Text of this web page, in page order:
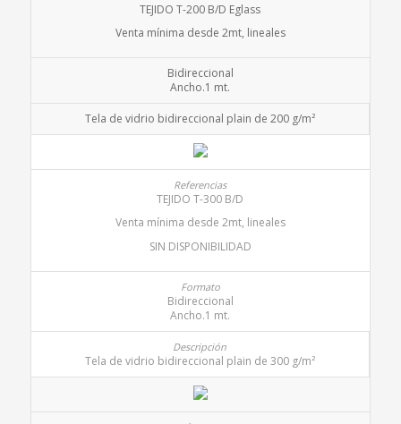
TEJIDO T-200 B/D Eglass
Venta mínima desde 2mt, lineales
Bidireccional
Ancho.1 mt.
Tela de vidrio bidireccional plain de 200 g/m²
TEJIDO T-300 B/D
Venta mínima desde 2mt, lineales
SIN DISPONIBILIDAD
Bidireccional
Ancho.1 mt.
Tela de vidrio bidireccional plain de 300 g/m²